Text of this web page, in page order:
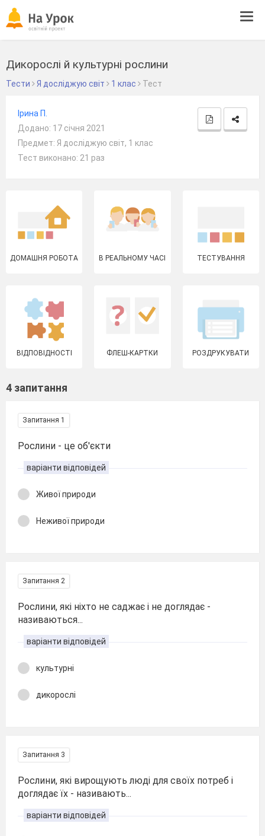
Дикорослі й культурні рослини
Тести Я досліджую світ 1 клас Тест
Ірина П.
Додано: 17 січня 2021
Предмет: Я досліджую світ, 1 клас
Тест виконано: 21 раз
ДОМАШНЯ РОБОТА В РЕАЛЬНОМУ ЧАСІ ТЕСТУВАННЯ
ВІДПОВІДНОСТІ ФЛЕШ-КАРТКИ РОЗДРУКУВАТИ
4 запитання
Запитання 1
Рослини - це об'єкти
варіанти відповідей
Живої природи
Неживої природи
Запитання 2
Рослини, які ніхто не саджає і не доглядає -
називаються...
варіанти відповідей
культурні
дикорослі
Запитання 3
Рослини, які вирощують люді для своїх потреб і
доглядає їх - називають...
варіанти відповідей